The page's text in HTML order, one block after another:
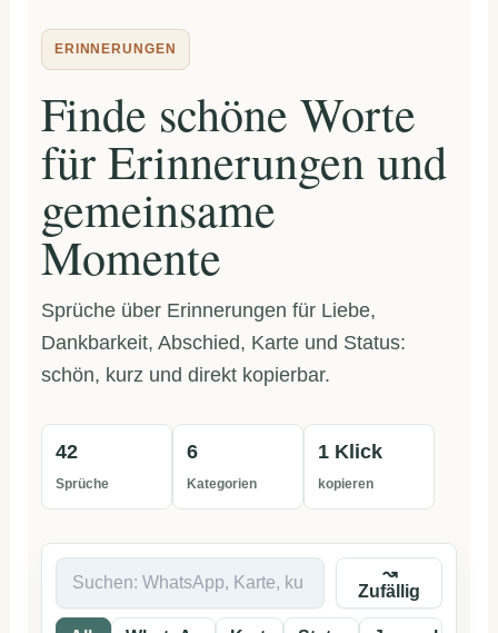
ERINNERUNGEN
Finde schöne Worte
für Erinnerungen und
gemeinsame
Momente
Sprüche über Erinnerungen für Liebe,
Dankbarkeit, Abschied, Karte und Status:
schön, kurz und direkt kopierbar.
42
Sprüche
6
Kategorien
1 Klick
kopieren
↝
Zufällig